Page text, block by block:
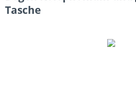
Tasche